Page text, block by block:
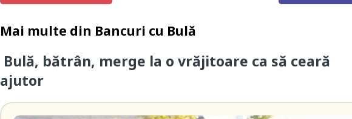
Mai multe din Bancuri cu Bulă
Bulă, bătrân, merge la o vrăjitoare ca să ceară
ajutor